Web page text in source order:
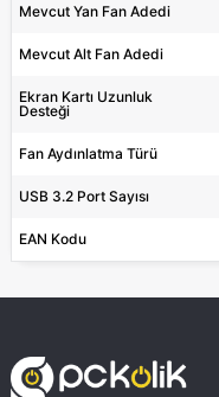
Mevcut Yan Fan Adedi
Mevcut Alt Fan Adedi
Ekran Kartı Uzunluk
Desteği
Fan Aydınlatma Türü
USB 3.2 Port Sayısı
EAN Kodu